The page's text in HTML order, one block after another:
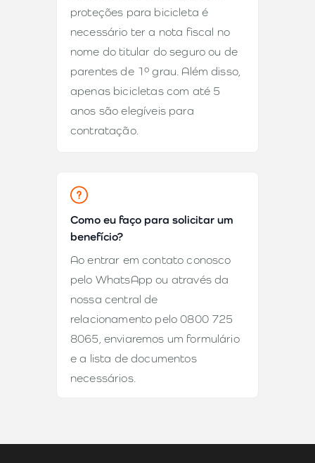
proteções para bicicleta é
necessário ter a nota fiscal no
nome do titular do seguro ou de
parentes de 1º grau. Além disso,
apenas bicicletas com até 5
anos são elegíveis para
contratação.
Como eu faço para solicitar um
benefício?
Ao entrar em contato conosco
pelo WhatsApp ou através da
nossa central de
relacionamento pelo 0800 725
8065, enviaremos um formulário
e a lista de documentos
necessários.